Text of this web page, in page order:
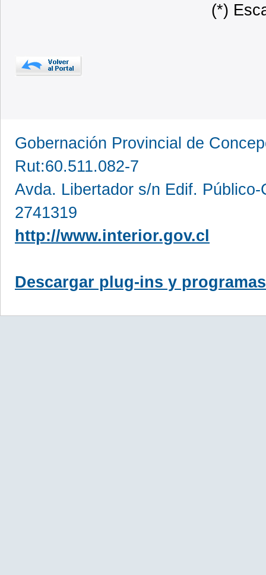
(*)
Gobernación Provincial de
Rut:60.511.082-7
Avda. Libertador s/n Edif.
2741319
http://www.interior.gov.cl
Descargar plug-ins y